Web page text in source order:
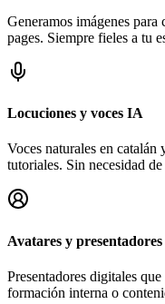
Generamos imágenes para
pages. Siempre fieles a tu
Locuciones y voces IA
Voces naturales en
tutoriales. Sin necesidad
Avatares y
Presentadores digitales
formación interna o